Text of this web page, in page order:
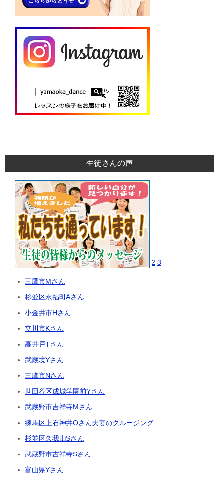
生徒さんの声
2 3
三鷹市Mさん
杉並区永福町Aさん
小金井市Hさん
立川市Kさん
高井戸Tさん
武蔵境Yさん
三鷹市Nさん
世田谷区成城学園前Yさん
武蔵野市吉祥寺Mさん
練馬区上石神井Oさん夫妻のクルージング
杉並区久我山Sさん
武蔵野市吉祥寺Sさん
富山県Yさん